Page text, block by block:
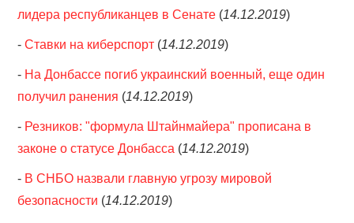
лидера республиканцев в Сенате (14.12.2019)
-Ставки на киберспорт (14.12.2019)
- На Донбассе погиб украинский военный, еще один
получил ранения (14.12.2019)
- Резников: "формула Штайнмайера" прописана в
законе о статусе Донбасса (14.12.2019)
- В СНБО назвали главную угрозу мировой
безопасности (14.12.2019)